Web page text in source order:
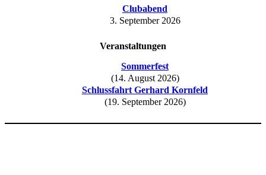
Clubabend
3. September 2026
Veranstaltungen
Sommerfest
(14. August 2026)
Schlussfahrt Gerhard Kornfeld
(19. September 2026)